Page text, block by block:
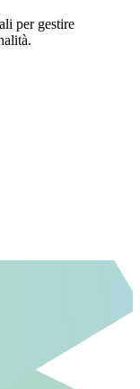
per gestire